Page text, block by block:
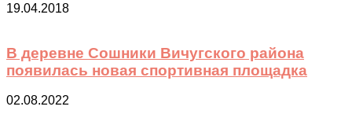
19.04.2018
В деревне Сошники Вичугского района
появилась новая спортивная площадка
02.08.2022